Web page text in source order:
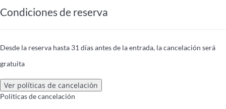
Condiciones de reserva
Desde la reserva hasta 31 días antes de la entrada, la cancelación será
gratuita
Ver políticas de cancelación
Políticas de cancelación